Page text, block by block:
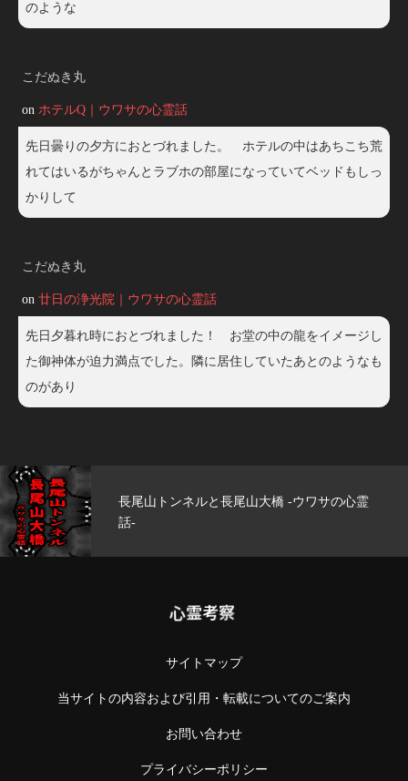
のような
こだぬき丸
on ホテルQ｜ウワサの心霊話
先日曇りの夕方におとづれました。 ホテルの中はあちこち荒
れてはいるがちゃんとラブホの部屋になっていてベッドもしっ
かりして
こだぬき丸
on 廿日の浄光院｜ウワサの心霊話
先日夕暮れ時におとづれました！ お堂の中の龍をイメージし
た御神体が迫力満点でした。隣に居住していたあとのようなも
のがあり
ンネルと長尾山大橋 -ウワサの心霊
玄武洞
心霊考察
サイトマップ
当サイトの内容および引用・転載についてのご案内
お問い合わせ
プライバシーポリシー